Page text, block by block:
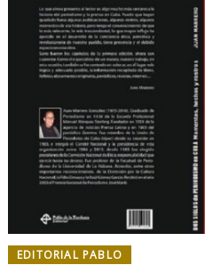
EDITORIAL PABLO